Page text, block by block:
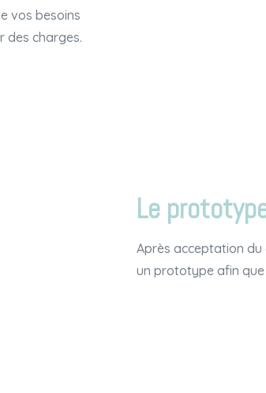
vos besoins
des charges.
Le
Après acceptation
un prototype afin